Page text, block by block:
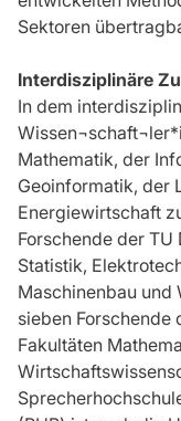
Sektoren
Interdisziplinäre
In dem
Mathematik, der
Geoinformatik, der
Energiewirtschaft
Forschende der
Statistik,
Maschinenbau und
sieben Forschende
Fakultäten